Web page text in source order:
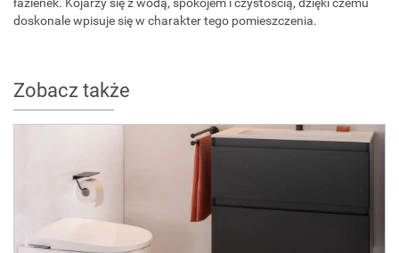
łazienek. Kojarzy się z wodą, spokojem i czystością, dzięki czemu
doskonale wpisuje się w charakter tego pomieszczenia.
Zobacz także